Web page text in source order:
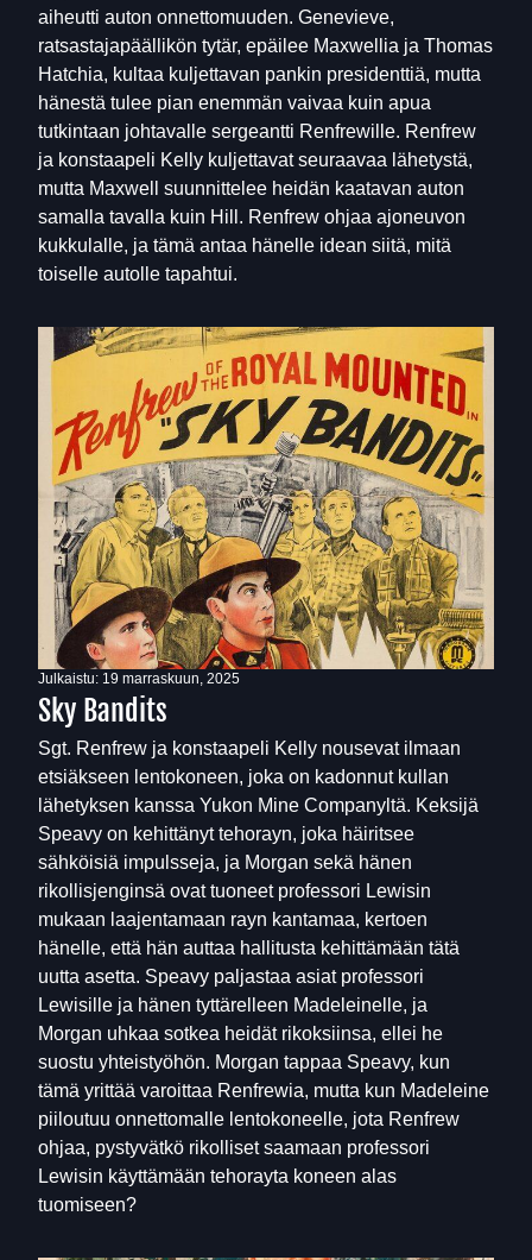
aiheutti auton onnettomuuden. Genevieve,
ratsastajapäällikön tytär, epäilee Maxwellia ja Thomas
Hatchia, kultaa kuljettavan pankin presidenttiä, mutta
hänestä tulee pian enemmän vaivaa kuin apua
tutkintaan johtavalle sergeantti Renfrewille. Renfrew
ja konstaapeli Kelly kuljettavat seuraavaa lähetystä,
mutta Maxwell suunnittelee heidän kaatavan auton
samalla tavalla kuin Hill. Renfrew ohjaa ajoneuvon
kukkulalle, ja tämä antaa hänelle idean siitä, mitä
toiselle autolle tapahtui.
Julkaistu: 19 marraskuun, 2025
Sky Bandits
Sgt. Renfrew ja konstaapeli Kelly nousevat ilmaan
etsiäkseen lentokoneen, joka on kadonnut kullan
lähetyksen kanssa Yukon Mine Companyltä. Keksijä
Speavy on kehittänyt tehorayn, joka häiritsee
sähköisiä impulsseja, ja Morgan sekä hänen
rikollisjenginsä ovat tuoneet professori Lewisin
mukaan laajentamaan rayn kantamaa, kertoen
hänelle, että hän auttaa hallitusta kehittämään tätä
uutta asetta. Speavy paljastaa asiat professori
Lewisille ja hänen tyttärelleen Madeleinelle, ja
Morgan uhkaa sotkea heidät rikoksiinsa, ellei he
suostu yhteistyöhön. Morgan tappaa Speavy, kun
tämä yrittää varoittaa Renfrewia, mutta kun Madeleine
piiloutuu onnettomalle lentokoneelle, jota Renfrew
ohjaa, pystyvätkö rikolliset saamaan professori
Lewisin käyttämään tehorayta koneen alas
tuomiseen?